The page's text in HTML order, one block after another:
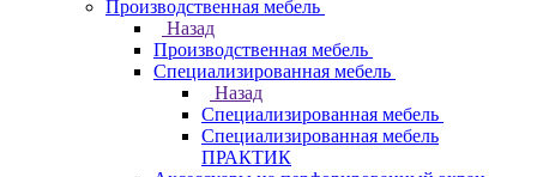
Производственная мебель
Назад
Производственная мебель
Cпециализированная мебель
Назад
Cпециализированная мебель
Специализированная мебель
ПРАКТИК